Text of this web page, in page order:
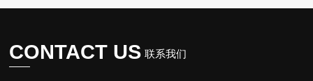
CONTACT US 联系我们